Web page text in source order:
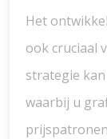
Het
ook cruciaal
strategie
waarbij u